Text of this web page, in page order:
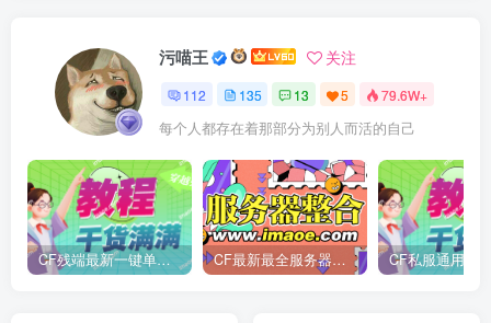
污喵王 关注
112 135 13 5 79.6W+
每个人都存在着那部分为别人而活的自己
CF残端最新一键单机版/后续新装备版本第一时间更新 CF最新最全服务器整合 CF私服通用魔